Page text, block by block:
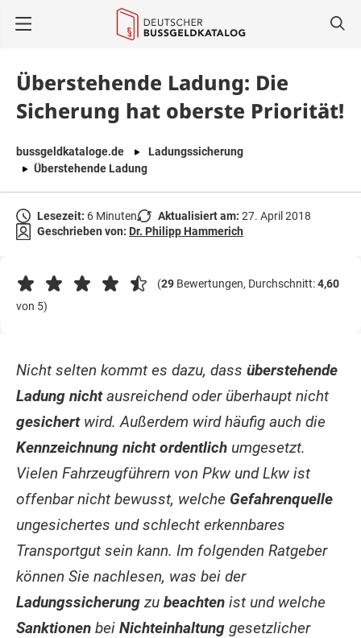
Überstehende Ladung: Die
Sicherung hat oberste Priorität!
bussgeldkataloge.de
Ladungssicherung
Überstehende Ladung
Lesezeit: 6 Minuten Aktualisiert am: 27. April 2018
Geschrieben von: Dr. Philipp Hammerich
(29 Bewertungen, Durchschnitt:4,60
von 5)
Nicht selten kommt es dazu, dass überstehende
Ladung nichtausreichend oder überhaupt nicht
gesichertwird. Außerdem wird häufig auch die
Kennzeichnung nicht ordentlich umgesetzt.
Vielen Fahrzeugführern von Pkw und Lkw ist
offenbar nicht bewusst, welche Gefahrenquelle
ungesichertes und schlecht erkennbares
Transportgut sein kann. Im folgenden Ratgeber
können Sie nachlesen, was bei der
Ladungssicherung zu beachten ist und welche
Sanktionen bei Nichteinhaltung gesetzlicher